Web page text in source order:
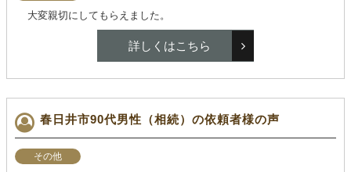
大変親切にしてもらえました。
詳しくはこちら
春日井市90代男性（相続）の依頼者様の声
その他